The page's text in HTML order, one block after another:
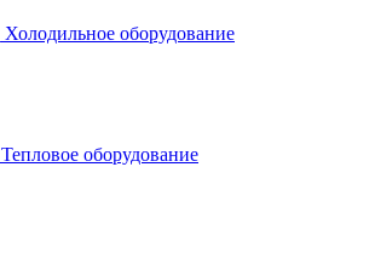
Холодильное оборудование
Тепловое оборудование